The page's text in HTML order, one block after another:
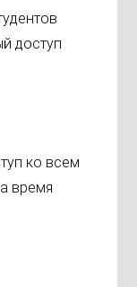
доступ
ко всем
время